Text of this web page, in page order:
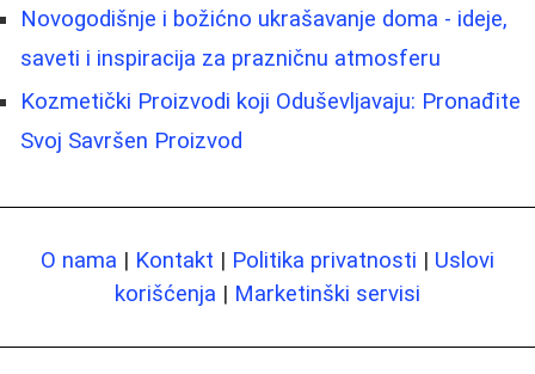
Novogodišnje i božićno ukrašavanje doma - ideje,
saveti i inspiracija za prazničnu atmosferu
Kozmetički Proizvodi koji Oduševljavaju: Pronađite
Svoj Savršen Proizvod
O nama | Kontakt | Politika privatnosti | Uslovi
korišćenja | Marketinški servisi